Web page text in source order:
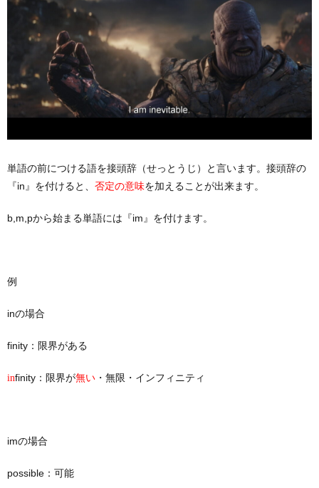
単語の前につける語を接頭辞（せっとうじ）と言います。接頭辞の
『in』を付けると、 否定の意味を加えることが出来ます。
b,m,pから始まる単語には『im』を付けます。
例
inの場合
finity：限界がある
infinity：限界が無い ・無限・インフィニティ
imの場合
possible：可能